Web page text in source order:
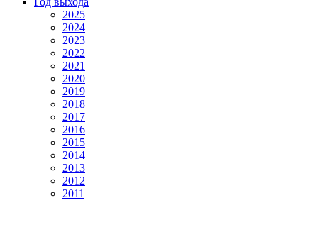
2025
2024
2023
2022
2021
2020
2019
2018
2017
2016
2015
2014
2013
2012
2011